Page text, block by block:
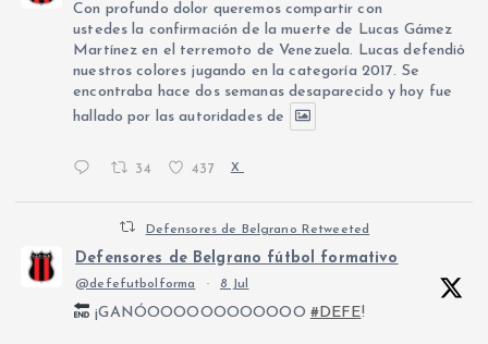
Con profundo dolor queremos compartir con
ustedes la confirmación de la muerte de Lucas Gámez
Martínez en el terremoto de Venezuela. Lucas defendió
nuestros colores jugando en la categoría 2017. Se
encontraba hace dos semanas desaparecido y hoy fue
hallado por las autoridades de
34 437 X
Defensores de Belgrano Retweeted
Defensores de Belgrano fútbol formativo
@defefutbolforma · 8 Jul
¡GANÓOOOOOOOOOOOO #DEFE!